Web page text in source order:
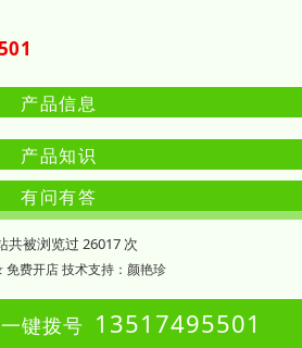
产品信息
产品知识
有问有答
共被浏览过 26017 次
免费开店技术支持 ： 颜艳珍
一键拨号 13517495501